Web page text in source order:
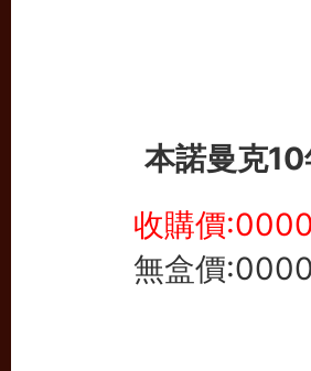
本諾曼克10
收購價
無盒價